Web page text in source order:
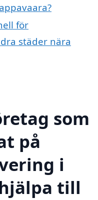
för
städer nära
som
på
i
till